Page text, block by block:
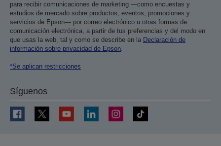
para recibir comunicaciones de marketing —como encuestas y
estudios de mercado sobre productos, eventos, promociones y
servicios de Epson— por correo electrónico u otras formas de
comunicación electrónica, a partir de tus preferencias y del modo en
que usas la web, tal y como se describe en la Declaración de
información sobre privacidad de Epson.
*Se aplican restricciones
Síguenos